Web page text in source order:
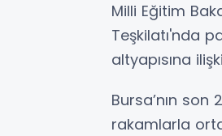
Milli Eğitim
Teşkilatı'nda
altyapısına
Bursa’nın
rakamlarla